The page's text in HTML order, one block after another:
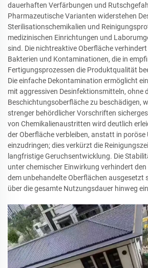
dauerhaften Verfärbungen und
Pharmazeutische Varianten widerstehen
Sterilisationschemikalien und
medizinischen Einrichtungen und
sind. Die nichtreaktive Oberfläche
Bakterien und Kontaminationen, die in
Fertigungsprozessen die Produktqualität
Die einfache Dekontamination ermöglicht
mit aggressiven Desinfektionsmitteln, ohne
Beschichtungsoberfläche zu beschädigen,
strenger behördlicher Vorschriften
von Chemikalienaustritten wird deutlich
der Oberfläche verbleiben, anstatt in poröse
einzudringen; dies verkürzt die
langfristige Geruchsentwicklung. Die
unter chemischer Einwirkung verhindert
dem unbehandelte Oberflächen ausgesetzt
über die gesamte Nutzungsdauer hinweg